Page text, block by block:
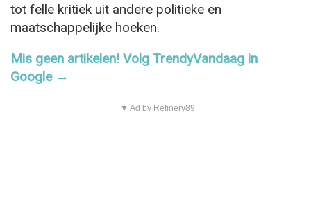
tot felle kritiek uit andere politieke en
maatschappelijke hoeken.
Mis geen artikelen! Volg TrendyVandaag in
Google →
▼ Ad by Refinery89